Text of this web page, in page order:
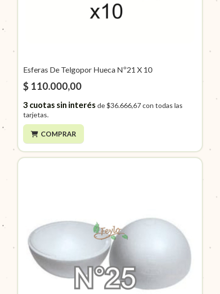
Esferas De Telgopor Hueca Nº21 X 10
$ 110.000,00
3cuotas sin interés de$36.666,67con todas las
tarjetas.
COMPRAR